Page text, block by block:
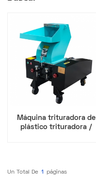
Máquina trituradora de
plástico trituradora /
Un Total De 1 Páginas